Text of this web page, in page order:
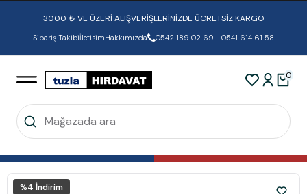
3000 ₺ VE ÜZERİ ALIŞVERİŞLERİNİZDE ÜCRETSİZ KARGO
Sipariş TakibiİletisimHakkımızda 0542 189 02 69 - 0541 614 61 58
0
%4 İndirim